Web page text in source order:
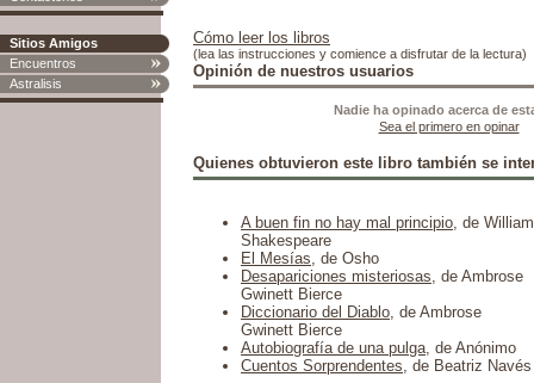
Sitios Amigos
Encuentros
Astralisis
Cómo leer los libros
(lea las instrucciones y comience a disfrutar de la lectura)
Opinión de nuestros usuarios
Nadie ha opinado acerca de
Sea el primero en opinar
Quienes obtuvieron este libro también se
A buen fin no hay mal principio, de William
Shakespeare
El Mesías, de Osho
Desapariciones misteriosas, de Ambrose
Gwinett Bierce
Diccionario del Diablo, de Ambrose
Gwinett Bierce
Autobiografía de una pulga, de Anónimo
Cuentos Sorprendentes, de Beatriz Navés